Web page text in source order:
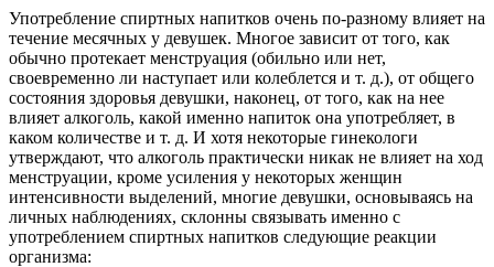
Употребление спиртных напитков очень по-разному влияет на
течение месячных у девушек. Многое зависит от того, как
обычно протекает менструация (обильно или нет,
своевременно ли наступает или колеблется и т. д.), от общего
состояния здоровья девушки, наконец, от того, как на нее
влияет алкоголь, какой именно напиток она употребляет, в
каком количестве и т. д. И хотя некоторые гинекологи
утверждают, что алкоголь практически никак не влияет на ход
менструации, кроме усиления у некоторых женщин
интенсивности выделений, многие девушки, основываясь на
личных наблюдениях, склонны связывать именно с
употреблением спиртных напитков следующие реакции
организма: